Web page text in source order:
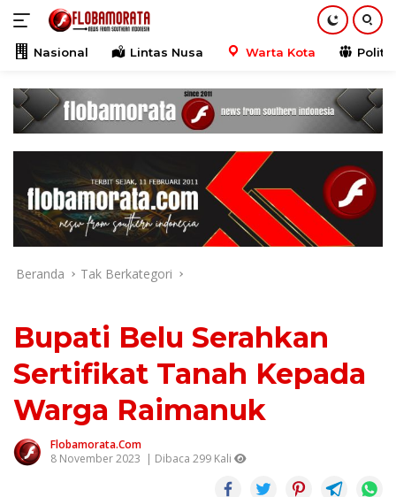
Langsung
kontenNasional Lintas Nusa Warta Kota Politik
Beranda Tak Berkategori
Bupati Belu Serahkan
Sertifikat Tanah Kepada
Warga Raimanuk
Flobamorata.com
8 November 2023 | Dibaca 299 Kali